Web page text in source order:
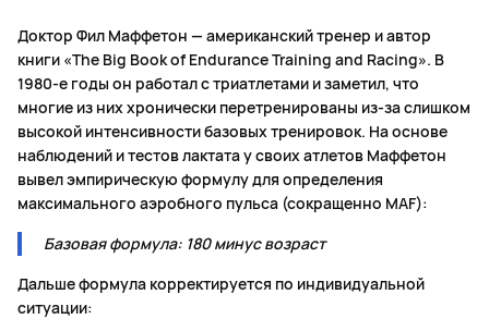
Доктор Фил Маффетон — американский тренер и автор
книги «The Big Book of Endurance Training and Racing». В
1980-е годы он работал с триатлетами и заметил, что
многие из них хронически перетренированы из-за слишком
высокой интенсивности базовых тренировок. На основе
наблюдений и тестов лактата у своих атлетов Маффетон
вывел эмпирическую формулу для определения
максимального аэробного пульса (сокращенно MAF):
Базовая формула: 180 минус возраст
Дальше формула корректируется по индивидуальной
ситуации: